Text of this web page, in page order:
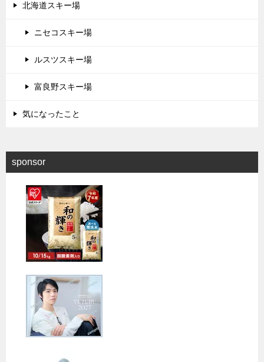
北海道スキー場
ニセコスキー場
ルスツスキー場
富良野スキー場
気になったこと
sponsor